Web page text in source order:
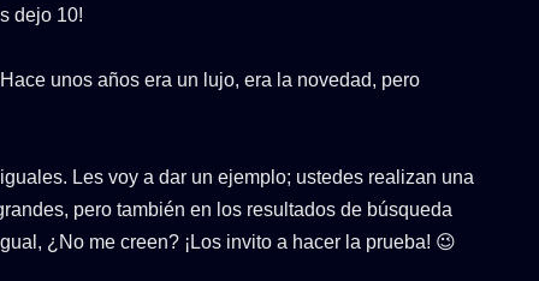
dejo 10!
unos años era un lujo, era la novedad, pero
Les voy a dar un ejemplo; ustedes realizan una
pero también en los resultados de búsqueda
¿No me creen? ¡Los invito a hacer la prueba! 😉